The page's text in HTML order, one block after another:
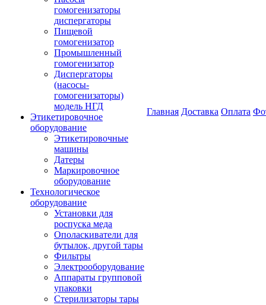
гомогенизаторы
диспергаторы
Пищевой
гомогенизатор
Промышленный
гомогенизатор
Диспергаторы
(насосы-
гомогенизаторы)
модель НГД
Этикетировочное
оборудование
Этикетировочные
машины
Датеры
Маркировочное
оборудование
Технологическое
оборудование
Установки для
роспуска меда
Ополаскиватели для
бутылок, другой тары
Фильтры
Электрооборудование
Аппараты групповой
упаковки
Стерилизаторы тары
Главная Доставка Оплата